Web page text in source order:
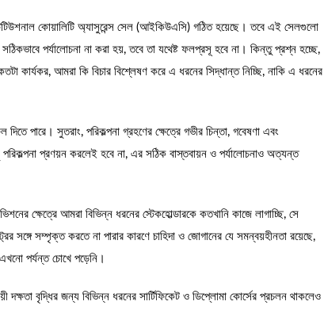
কোয়ালিটি অ্যাসুরেন্স সেল (আইকিউএসি) গঠিত হয়েছে। তবে এই সেলগুলো
পর্যালোচনা না করা হয়, তবে তা যথেষ্ট ফলপ্রসূ হবে না। কিন্তু প্রশ্ন হচ্ছে,
কার্যকর, আমরা কি বিচার বিশ্লেষণ করে এ ধরনের সিদ্ধান্ত নিচ্ছি, নাকি এ ধরনের
পারে। সুতরাং, পরিকল্পনা গ্রহণের ক্ষেত্রে গভীর চিন্তা, গবেষণা এবং
প্রণয়ন করলেই হবে না, এর সঠিক বাস্তবায়ন ও পর্যালোচনাও অত্যন্ত
ক্ষেত্রে আমরা বিভিন্ন ধরনের স্টেকহোল্ডারকে কতখানি কাজে লাগাচ্ছি, সে
সঙ্গে সম্পৃক্ত করতে না পারার কারণে চাহিদা ও জোগানের যে সমন্বয়হীনতা রয়েছে,
পর্যন্ত চোখে পড়েনি।
দক্ষতা বৃদ্ধির জন্য বিভিন্ন ধরনের সার্টিফিকেট ও ডিপ্লোমা কোর্সের প্রচলন থাকলেও